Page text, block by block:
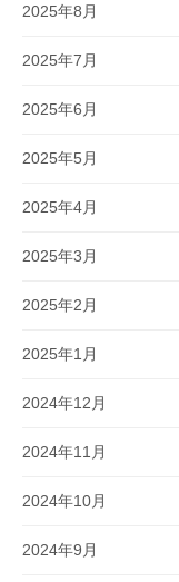
2025年8月
2025年7月
2025年6月
2025年5月
2025年4月
2025年3月
2025年2月
2025年1月
2024年12月
2024年11月
2024年10月
2024年9月